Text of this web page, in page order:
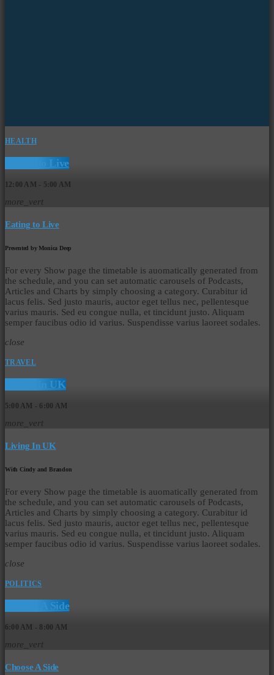
HEALTH
Eating to Live
12:00 AM - 5:00 AM
more_vert
Eating to Live
Presented by Monica Deep
For every Show page the timetable is auomatically generated from
the schedule, and you can set automatic carousels of Podcasts,
Articles and Charts by simply choosing a category. Curabitur id
lacus felis. Sed justo mauris, auctor eget tellus nec, pellentesque
varius mauris. Sed eu congue nulla, et tincidunt justo. Aliquam
semper faucibus odio id varius. Suspendisse varius laoreet sodales.
close
TRAVEL
Living In UK
5:00 AM - 6:00 AM
more_vert
Living In UK
With Cindy and Brandon
For every Show page the timetable is auomatically generated from
the schedule, and you can set automatic carousels of Podcasts,
Articles and Charts by simply choosing a category. Curabitur id
lacus felis. Sed justo mauris, auctor eget tellus nec, pellentesque
varius mauris. Sed eu congue nulla, et tincidunt justo. Aliquam
semper faucibus odio id varius. Suspendisse varius laoreet sodales.
close
POLITICS
Choose A Side
6:00 AM - 8:00 AM
more_vert
Choose A Side